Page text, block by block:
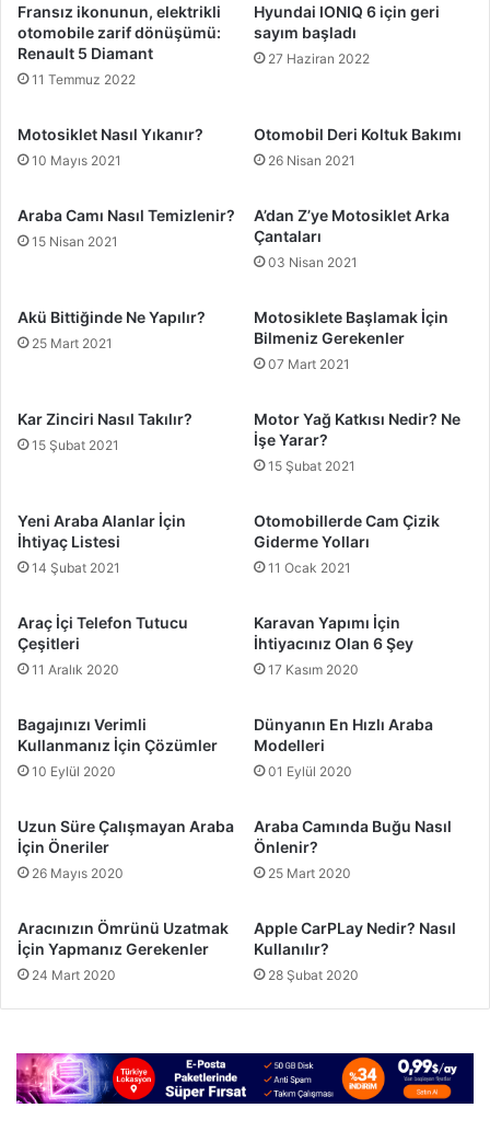
Fransız ikonunun, elektrikli
otomobile zarif dönüşümü:
Renault 5 Diamant
11 Temmuz 2022
Hyundai IONIQ 6 için geri
sayım başladı
27 Haziran 2022
Motosiklet Nasıl Yıkanır?
10 Mayıs 2021
Otomobil Deri Koltuk Bakımı
26 Nisan 2021
Araba Camı Nasıl Temizlenir?
15 Nisan 2021
A’dan Z’ye Motosiklet Arka
Çantaları
03 Nisan 2021
Akü Bittiğinde Ne Yapılır?
25 Mart 2021
Motosiklete Başlamak İçin
Bilmeniz Gerekenler
07 Mart 2021
Kar Zinciri Nasıl Takılır?
15 Şubat 2021
Motor Yağ Katkısı Nedir? Ne
İşe Yarar?
15 Şubat 2021
Yeni Araba Alanlar İçin
İhtiyaç Listesi
14 Şubat 2021
Otomobillerde Cam Çizik
Giderme Yolları
11 Ocak 2021
Araç İçi Telefon Tutucu
Çeşitleri
11 Aralık 2020
Karavan Yapımı İçin
İhtiyacınız Olan 6 Şey
17 Kasım 2020
Bagajınızı Verimli
Kullanmanız İçin Çözümler
10 Eylül 2020
Dünyanın En Hızlı Araba
Modelleri
01 Eylül 2020
Uzun Süre Çalışmayan Araba
İçin Öneriler
26 Mayıs 2020
Araba Camında Buğu Nasıl
Önlenir?
25 Mart 2020
Aracınızın Ömrünü Uzatmak
İçin Yapmanız Gerekenler
24 Mart 2020
Apple CarPLay Nedir? Nasıl
Kullanılır?
28 Şubat 2020